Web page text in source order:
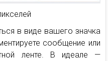
в виде вашего значка
сообщение или
ленте. В идеале —